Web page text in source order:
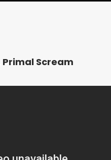
Primal Scream